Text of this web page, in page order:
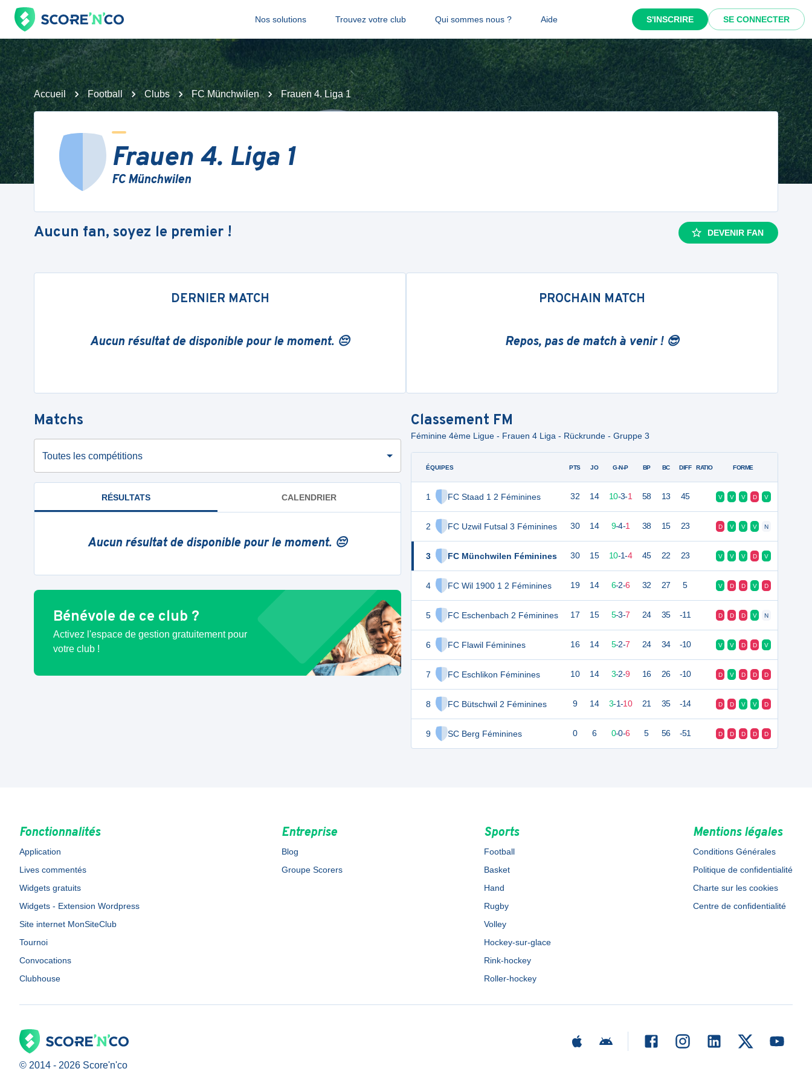
Nos solutions Trouvez votre club Qui sommes nous ? Aide S'INSCRIRE SE CONNECTER
Accueil Football Clubs FC Münchwilen Frauen 4. Liga 1
Frauen 4. Liga 1
FC Münchwilen
Aucun fan, soyez le premier ! DEVENIR FAN
DERNIER MATCH
Aucun résultat de disponible pour le moment. 😔
PROCHAIN MATCH
Repos, pas de match à venir ! 😎
Matchs
Toutes les compétitions
RÉSULTATS CALENDRIER
Aucun résultat de disponible pour le moment. 😔
Bénévole de ce club ?
Activez l'espace de gestion gratuitement pour
votre club !
Classement FM
Féminine 4ème Ligue - Frauen 4 Liga - Rückrunde - Gruppe 3
ÉQUIPES
1 FC Staad 1 2 Féminines
2 FC Uzwil Futsal 3 Féminines
3 FC Münchwilen Féminines
4 FC Wil 1900 1 2 Féminines
5 FC Eschenbach 2 Féminines
6 FC Flawil Féminines
7 FC Eschlikon Féminines
8 FC Bütschwil 2 Féminines
9 SC Berg Féminines
PTS JO G-N-P BP BC DIFF RATIO FORME
32 14 10-3-1 58 13 45 V V V D V
30 14 9-4-1 38 15 23 D V V V N
30 15 10-1-4 45 22 23 V V V D V
19 14 6-2-6 32 27 5 V D D V D
17 15 5-3-7 24 35 -11 D D D V N
16 14 5-2-7 24 34 -10 V V D D V
10 14 3-2-9 16 26 -10 D V D D D
9 14 3-1-10 21 35 -14 D D V V D
0 6 0-0-6 5 56 -51 D D D D D
Fonctionnalités
Application
Lives commentés
Widgets gratuits
Widgets - Extension Wordpress
Site internet MonSiteClub
Tournoi
Convocations
Clubhouse
Entreprise
Blog
Groupe Scorers
Sports
Football
Basket
Hand
Rugby
Volley
Hockey-sur-glace
Rink-hockey
Roller-hockey
Mentions légales
Conditions Générales
Politique de confidentialité
Charte sur les cookies
Centre de confidentialité
© 2014 - 2026 Score'n'co